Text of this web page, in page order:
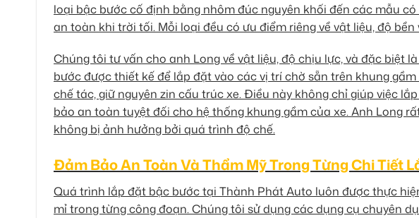
loại bậc bước cố định bằng nhôm đúc nguyên khối đến các mẫu
an toàn khi trời tối. Mỗi loại đều có ưu điểm riêng về vật liệu, độ bền
Chúng tôi tư vấn cho anh Long về vật liệu, độ chịu lực, và đặc biệt
bước được thiết kế để lắp đặt vào các vị trí chờ sẵn trên khung
chế tác, giữ nguyên zin cấu trúc xe. Điều này không chỉ giúp việc
bảo an toàn tuyệt đối cho hệ thống khung gầm của xe. Anh Long
không bị ảnh hưởng bởi quá trình độ chế.
Đảm Bảo An Toàn Và Thẩm Mỹ Trong Từng Chi Tiết
Quá trình lắp đặt bậc bước tại Thành Phát Auto luôn được thực
mỉ trong từng công đoạn. Chúng tôi sử dụng các dụng cụ chuyên